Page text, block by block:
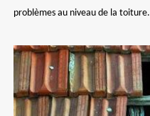
problèmes au niveau de la toiture.